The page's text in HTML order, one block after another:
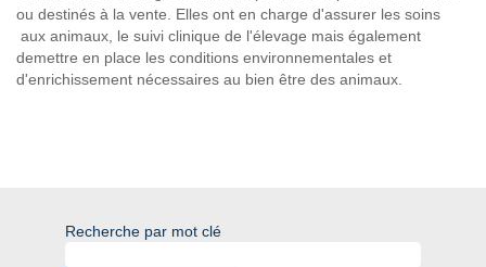
ou destinés à la vente. Elles ont en charge d'assurer les soins
aux animaux, le suivi clinique de l'élevage mais également
demettre en place les conditions environnementales et
d'enrichissement nécessaires au bien être des animaux.
Recherche par mot clé